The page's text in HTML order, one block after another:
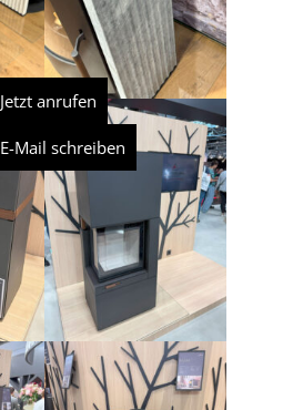
Jetzt anrufen
E-Mail schreiben